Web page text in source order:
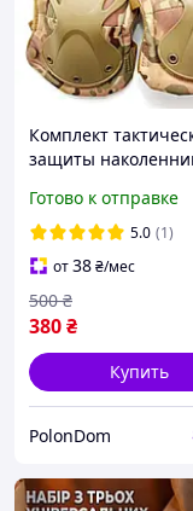
Комплект
защиты
военных,
охоты, туризма
Готово к отправке
5.0 (1)
от38₴/мес
380₴
500 ₴
Купить
PolonDom